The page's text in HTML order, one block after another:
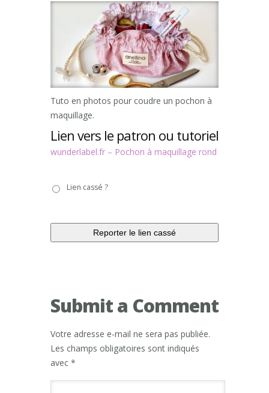
Tuto en photos pour coudre un pochon à
maquillage.
Lien vers le patron ou tutoriel
wunderlabel.fr – Pochon à maquillage rond
casséLien cassé ?
Submit a Comment
Votre adresse e-mail ne sera pas publiée.
Les champs obligatoires sont indiqués
avec *